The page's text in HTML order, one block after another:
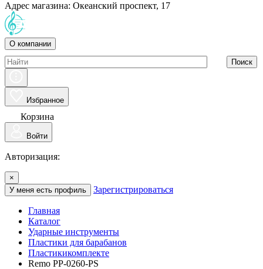
Адрес магазина: Океанский проспект, 17
О компании
Поиск
Избранное
Корзина
Войти
Авторизация:
×
У меня есть профиль
Зарегистрироваться
Главная
Каталог
Ударные инструменты
Пластики для барабанов
Пластикикомплекте
Remo PP-0260-PS